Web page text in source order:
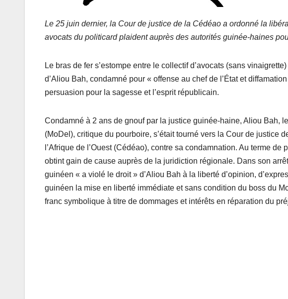
Le 25 juin dernier, la Cour de justice de la Cédéao a ordonné la
avocats du politicard plaident auprès des autorités guinée-haines
Le bras de fer s’estompe entre le collectif d’avocats (sans
d’Aliou Bah, condamné pour « offense au chef de l’État et
persuasion pour la sagesse et l’esprit républicain.
Condamné à 2 ans de gnouf par la justice guinée-haine, Aliou Bah,
(MoDel), critique du pourboire, s’était tourné vers la Cour de justice
l’Afrique de l’Ouest (Cédéao), contre sa condamnation. Au terme
obtint gain de cause auprès de la juridiction régionale. Dans son
guinéen « a violé le droit » d’Aliou Bah à la liberté d’opinion,
guinéen la mise en liberté immédiate et sans condition du boss du
franc symbolique à titre de dommages et intérêts en réparation du